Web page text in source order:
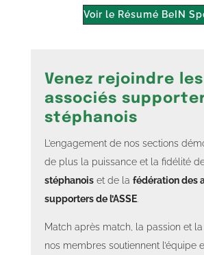
Voir le Résumé BeIN
Venez rejoindre les
associés
stéphanois
L’engagement de nos sections
de plus la puissance et la fidélité
stéphanois et de la fédération des
supporters de l’ASSE.
Match après match, la passion et
nos membres soutiennent l’équipe